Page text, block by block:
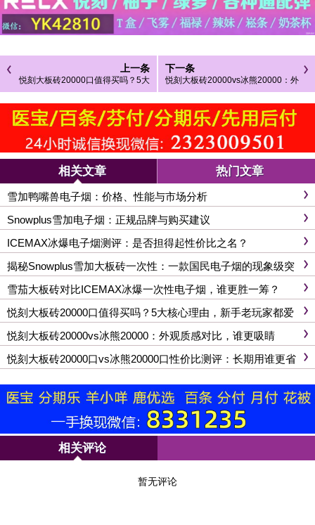
上一条
悦刻大板砖20000口值得买吗？5大
核心理由，新手老玩家都爱
下一条
悦刻大板砖20000vs冰熊20000：外
观质感对比，谁更吸睛
相关文章 热门文章
雪加鸭嘴兽电子烟：价格、性能与市场分析
Snowplus雪加电子烟：正规品牌与购买建议
ICEMAX冰爆电子烟测评：是否担得起性价比之名？
揭秘Snowplus雪加大板砖一次性：一款国民电子烟的现象级突
围之路
雪茄大板砖对比ICEMAX冰爆一次性电子烟，谁更胜一筹？
悦刻大板砖20000口值得买吗？5大核心理由，新手老玩家都爱
悦刻大板砖20000vs冰熊20000：外观质感对比，谁更吸睛
悦刻大板砖20000口vs冰熊20000口性价比测评：长期用谁更省
钱
相关评论
暂无评论